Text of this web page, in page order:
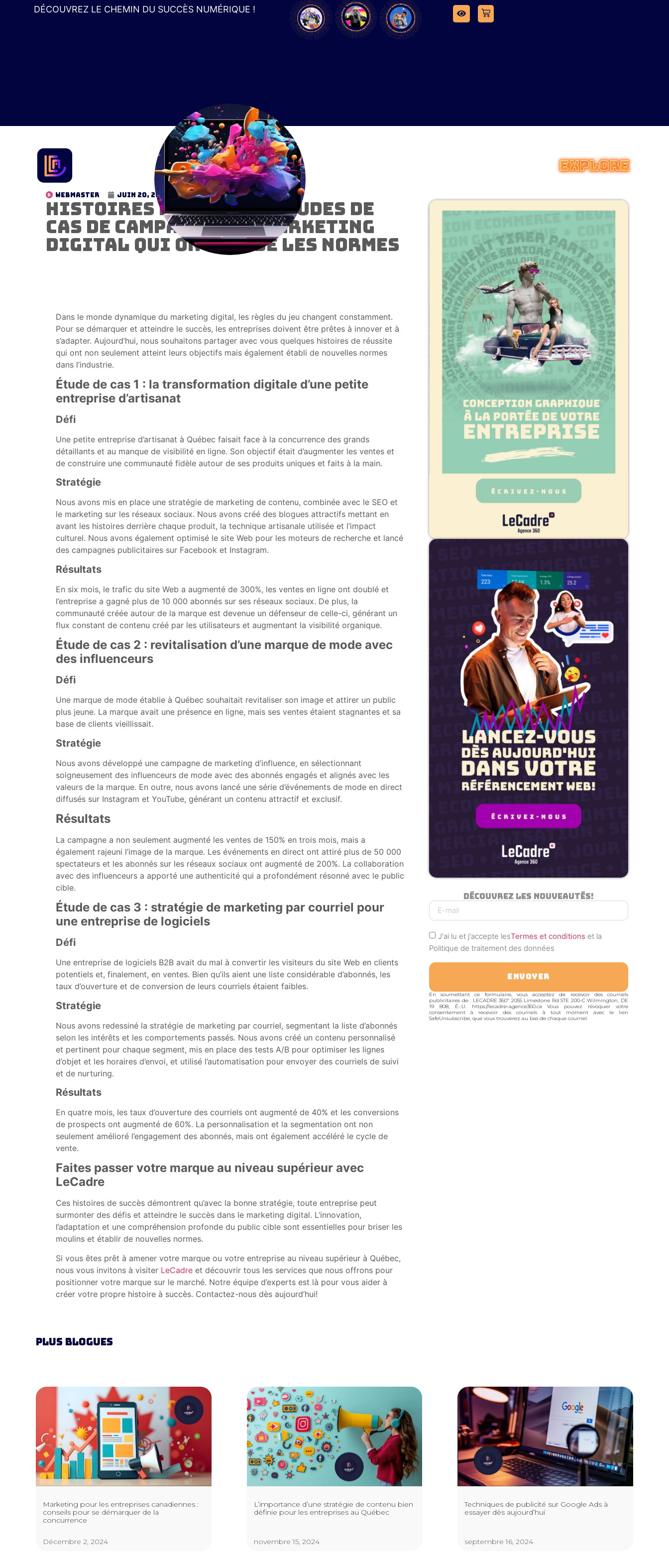
DÉCOUVREZ LE CHEMIN DU SUCCÈS NUMÉRIQUE !
WebMaster juin 20, 2024 7:59 pm
Histoires de succès : études de
cas de campagnes de marketing
digital qui ont brisé les normes
Dans le monde dynamique du marketing digital, les règles du jeu changent constamment.
Pour se démarquer et atteindre le succès, les entreprises doivent être prêtes à innover et à
s’adapter. Aujourd’hui, nous souhaitons partager avec vous quelques histoires de réussite
qui ont non seulement atteint leurs objectifs mais également établi de nouvelles normes
dans l’industrie.
Étude de cas 1 : la transformation digitale d’une petite
entreprise d’artisanat
Défi
Une petite entreprise d’artisanat à Québec faisait face à la concurrence des grands
détaillants et au manque de visibilité en ligne. Son objectif était d’augmenter les ventes et
de construire une communauté fidèle autour de ses produits uniques et faits à la main.
Stratégie
Nous avons mis en place une stratégie de marketing de contenu, combinée avec le SEO et
le marketing sur les réseaux sociaux. Nous avons créé des blogues attractifs mettant en
avant les histoires derrière chaque produit, la technique artisanale utilisée et l’impact
culturel. Nous avons également optimisé le site Web pour les moteurs de recherche et lancé
des campagnes publicitaires sur Facebook et Instagram.
Résultats
En six mois, le trafic du site Web a augmenté de 300%, les ventes en ligne ont doublé et
l’entreprise a gagné plus de 10 000 abonnés sur ses réseaux sociaux. De plus, la
communauté créée autour de la marque est devenue un défenseur de celle-ci, générant un
flux constant de contenu créé par les utilisateurs et augmentant la visibilité organique.
Étude de cas 2 : revitalisation d’une marque de mode avec
des influenceurs
Défi
Une marque de mode établie à Québec souhaitait revitaliser son image et attirer un public
plus jeune. La marque avait une présence en ligne, mais ses ventes étaient stagnantes et sa
base de clients vieillissait.
Stratégie
Nous avons développé une campagne de marketing d’influence, en sélectionnant
soigneusement des influenceurs de mode avec des abonnés engagés et alignés avec les
valeurs de la marque. En outre, nous avons lancé une série d’événements de mode en direct
diffusés sur Instagram et YouTube, générant un contenu attractif et exclusif.
Résultats
La campagne a non seulement augmenté les ventes de 150% en trois mois, mais a
également rajeuni l’image de la marque. Les événements en direct ont attiré plus de 50 000
spectateurs et les abonnés sur les réseaux sociaux ont augmenté de 200%. La collaboration
avec des influenceurs a apporté une authenticité qui a profondément résonné avec le public
cible.
Étude de cas 3 : stratégie de marketing par courriel pour
une entreprise de logiciels
Défi
Une entreprise de logiciels B2B avait du mal à convertir les visiteurs du site Web en clients
potentiels et, finalement, en ventes. Bien qu’ils aient une liste considérable d’abonnés, les
taux d’ouverture et de conversion de leurs courriels étaient faibles.
Stratégie
Nous avons redessiné la stratégie de marketing par courriel, segmentant la liste d’abonnés
selon les intérêts et les comportements passés. Nous avons créé un contenu personnalisé
et pertinent pour chaque segment, mis en place des tests A/B pour optimiser les lignes
d’objet et les horaires d’envoi, et utilisé l’automatisation pour envoyer des courriels de suivi
et de nurturing.
Résultats
En quatre mois, les taux d’ouverture des courriels ont augmenté de 40% et les conversions
de prospects ont augmenté de 60%. La personnalisation et la segmentation ont non
seulement amélioré l’engagement des abonnés, mais ont également accéléré le cycle de
vente.
Faites passer votre marque au niveau supérieur avec
LeCadre
Ces histoires de succès démontrent qu’avec la bonne stratégie, toute entreprise peut
surmonter des défis et atteindre le succès dans le marketing digital. L’innovation,
l’adaptation et une compréhension profonde du public cible sont essentielles pour briser les
moulins et établir de nouvelles normes.
Si vous êtes prêt à amener votre marque ou votre entreprise au niveau supérieur à Québec,
nous vous invitons à visiter LeCadre et découvrir tous les services que nous offrons pour
positionner votre marque sur le marché. Notre équipe d’experts est là pour vous aider à
créer votre propre histoire à succès. Contactez-nous dès aujourd’hui!
Découvrez Les Nouveautés!
J'ai lu et j'accepte lesTermes et conditions et la
Politique de traitement des données
ENVOYER
En soumettant ce formulaire, vous acceptez de recevoir des courriels
publicitaires de : LECADRE 360º 2055 Limestone Rd STE 200-C Wilmington, DE
19 808, É.-U. https://lecadre-agence360.ca Vous pouvez révoquer votre
consentement à recevoir des courriels à tout moment avec le lien
SafeUnsubscribe, que vous trouverez au bas de chaque courriel.
PLUS BLOGUES
Marketing pour les entreprises canadiennes :
conseils pour se démarquer de la
concurrence
Décembre 2, 2024
L’importance d’une stratégie de contenu bien
définie pour les entreprises au Québec
novembre 15, 2024
Techniques de publicité sur Google Ads à
essayer dès aujourd’hui
septembre 16, 2024